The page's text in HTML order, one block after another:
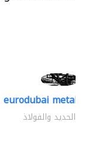
eurodubai metal
سحب الحديد والفولاذ